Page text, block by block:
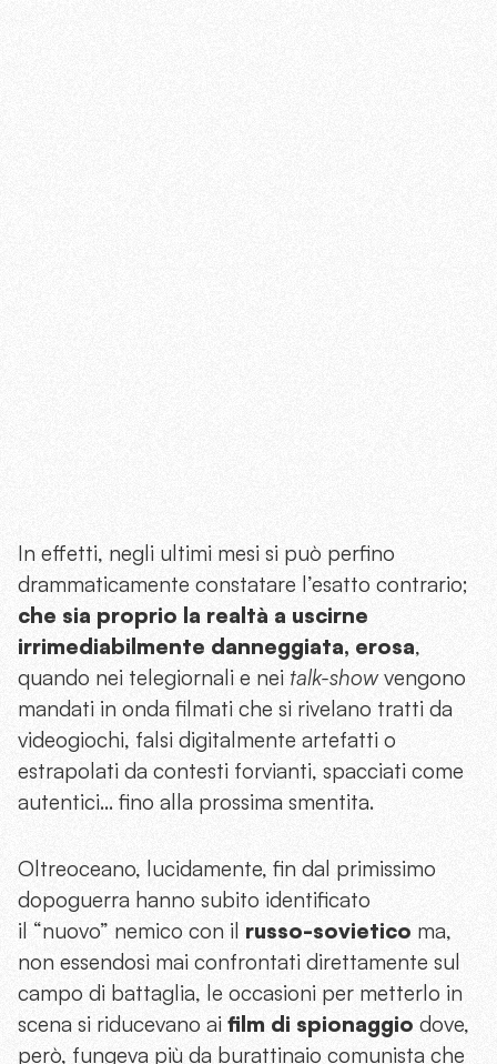
In effetti, negli ultimi mesi si può perfino
drammaticamente constatare l’esatto contrario;
che sia proprio la realtà a uscirne
irrimediabilmente danneggiata, erosa,
quando nei telegiornali e nei talk-showvengono
mandati in onda filmati che si rivelano tratti da
videogiochi, falsi digitalmente artefatti o
estrapolati da contesti forvianti, spacciati come
autentici… fino alla prossima smentita.
Oltreoceano, lucidamente, fin dal primissimo
dopoguerra hanno subito identificato
il “nuovo” nemico con il russo-sovietico ma,
non essendosi mai confrontati direttamente sul
campo di battaglia, le occasioni per metterlo in
scena si riducevano ai film di spionaggio dove,
però, fungeva più da burattinaio comunista che